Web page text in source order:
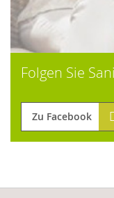
Folgen Sie
Zu Facebook